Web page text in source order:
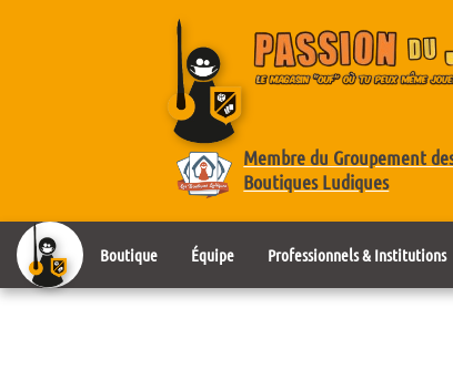
Membre du Groupement
Boutiques Ludiques
Boutique Équipe Professionnels & Institutions